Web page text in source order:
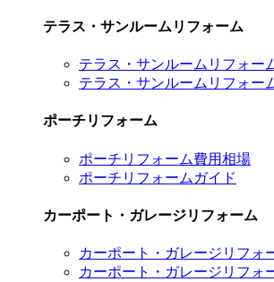
テラス・サンルームリフォーム
テラス・サンルームリフォー
テラス・サンルームリフォー
ポーチリフォーム
ポーチリフォーム費用相場
ポーチリフォームガイド
カーポート・ガレージリフォーム
カーポート・ガレージリフォ
カーポート・ガレージリフォ